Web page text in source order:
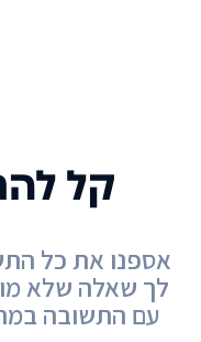
קל
אספנו את כל
לך שאלה שלא
עם התשובה